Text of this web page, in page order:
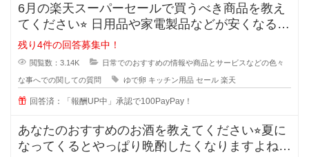
6月の楽天スーパーセールで買うべき商品を教え
てください⭐︎ 日用品や家電製品などが安くなる楽
天スーパ
残り4件の回答募集中！
閲覧数：3.14K 日常でのおすすめの情報や商品とサービスなどの色々
な事へでの関しての質問 ゆで卵 キッチン用品 セール 楽天
回答済：「報酬UP中」承認で100PayPay！
あなたのおすすめのお酒を教えてください⭐︎夏に
なってくるとやっぱり晩酌したくなりますよね。